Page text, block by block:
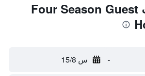
أفضل صفقات Four Season Guest
- س 15/8